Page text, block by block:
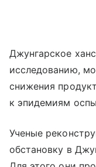
Джунгарское
исследованию,
снижения
к эпидемиям
Ученые
обстановку в